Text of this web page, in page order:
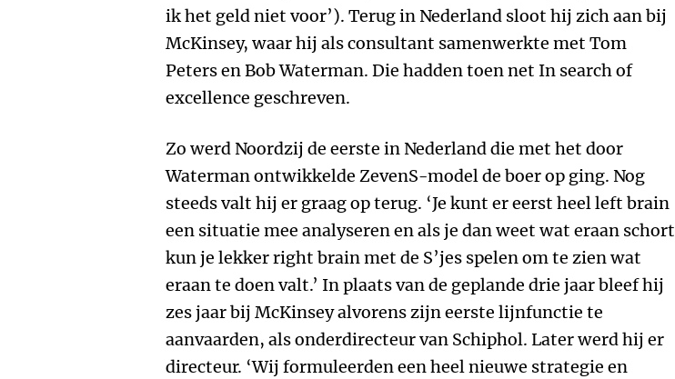
ik het geld niet voor’). Terug in Nederland sloot hij zich aan bij
McKinsey, waar hij als consultant samenwerkte met Tom
Peters en Bob Waterman. Die hadden toen net In search of
excellence geschreven.
Zo werd Noordzij de eerste in Nederland die met het door
Waterman ontwikkelde ZevenS-model de boer op ging. Nog
steeds valt hij er graag op terug. ‘Je kunt er eerst heel left brain
een situatie mee analyseren en als je dan weet wat eraan schort
kun je lekker right brain met de S’jes spelen om te zien wat
eraan te doen valt.’ In plaats van de geplande drie jaar bleef hij
zes jaar bij McKinsey alvorens zijn eerste lijnfunctie te
aanvaarden, als onderdirecteur van Schiphol. Later werd hij er
directeur. ‘Wij formuleerden een heel nieuwe strategie en